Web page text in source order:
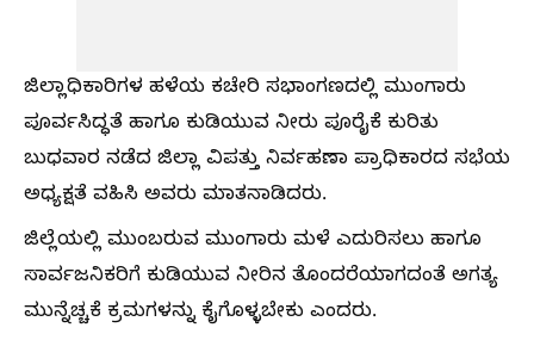
ಜಿಲ್ಲಾಧಿಕಾರಿಗಳ ಹಳೆಯ ಕಚೇರಿ ಸಭಾಂಗಣದಲ್ಲಿ ಮುಂಗಾರು
ಪೂರ್ವಸಿದ್ಧತೆ ಹಾಗೂ ಕುಡಿಯುವ ನೀರು ಪೂರೈಕೆ ಕುರಿತು
ಬುಧವಾರ ನಡೆದ ಜಿಲ್ಲಾ ವಿಪತ್ತು ನಿರ್ವಹಣಾ ಪ್ರಾಧಿಕಾರದ ಸಭೆಯ
ಅಧ್ಯಕ್ಷತೆ ವಹಿಸಿ ಅವರು ಮಾತನಾಡಿದರು.
ಜಿಲ್ಲೆಯಲ್ಲಿ ಮುಂಬರುವ ಮುಂಗಾರು ಮಳೆ ಎದುರಿಸಲು ಹಾಗೂ
ಸಾರ್ವಜನಿಕರಿಗೆ ಕುಡಿಯುವ ನೀರಿನ ತೊಂದರೆಯಾಗದಂತೆ ಅಗತ್ಯ
ಮುನ್ನೆಚ್ಚಕೆ ಕ್ರಮಗಳನ್ನು ಕೈಗೊಳ್ಳಬೇಕು ಎಂದರು.